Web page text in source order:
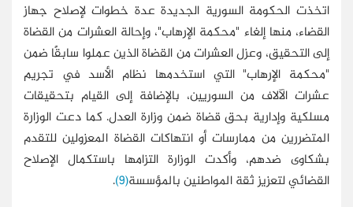
اتخذت الحكومة السورية الجديدة عدة خطوات لإصلاح جهاز
القضاء، منها إلغاء "محكمة الإرهاب"، وإحالة العشرات من القضاة
إلى التحقيق، وعزل العشرات من القضاة الذين عملوا سابقًا ضمن
"محكمة الإرهاب" التي استخدمها نظام الأسد في تجريم
عشرات الآلاف من السوريين، بالإضافة إلى القيام بتحقيقات
مسلكية وإدارية بحق قضاة ضمن وزارة العدل. كما دعت الوزارة
المتضررين من ممارسات أو انتهاكات القضاة المعزولين للتقدم
بشكاوى ضدهم، وأكدت الوزارة التزامها باستكمال الإصلاح
القضائي لتعزيز ثقة المواطنين بالمؤسسة(9)
.